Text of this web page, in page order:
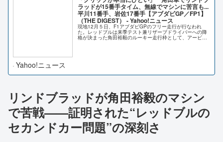
ラッドが15番手タイム、無線でマシンに苦言も...
平川11番手、岩佐17番手【アブダビGP／FP1】
（THE DIGEST） - Yahoo!ニュース
現地12月５日、F1アブダビGPのフリー走行が行なわれ
た。レッドブルは来季テスト兼リザーブドライバーへの降
格が決まった角田裕毅のルーキー走行枠として、アービッ
Yahoo!ニュース
リンドブラッドが角田裕毅のマシン
で苦戦——証明された“レッドブルの
セカンドカー問題”の深刻さ